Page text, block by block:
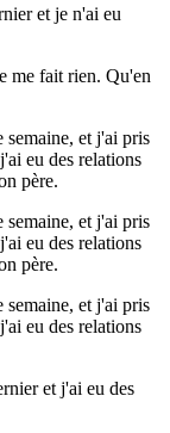
et je n'ai eu
me fait rien. Qu'en
semaine, et j'ai pris
eu des relations
père.
semaine, et j'ai pris
eu des relations
père.
semaine, et j'ai pris
eu des relations
et j'ai eu des